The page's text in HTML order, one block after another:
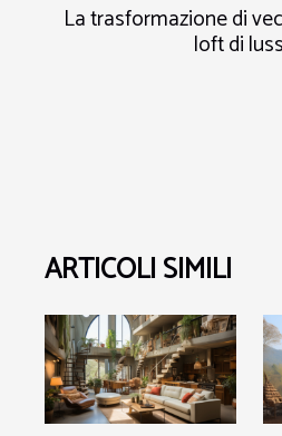
La trasformazione di
loft di
ARTICOLI SIMILI